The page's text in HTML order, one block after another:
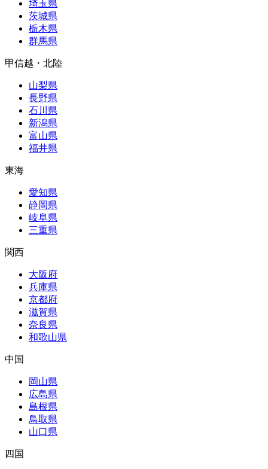
埼玉県
茨城県
栃木県
群馬県
甲信越・北陸
山梨県
長野県
石川県
新潟県
富山県
福井県
東海
愛知県
静岡県
岐阜県
三重県
関西
大阪府
兵庫県
京都府
滋賀県
奈良県
和歌山県
中国
岡山県
広島県
島根県
鳥取県
山口県
四国